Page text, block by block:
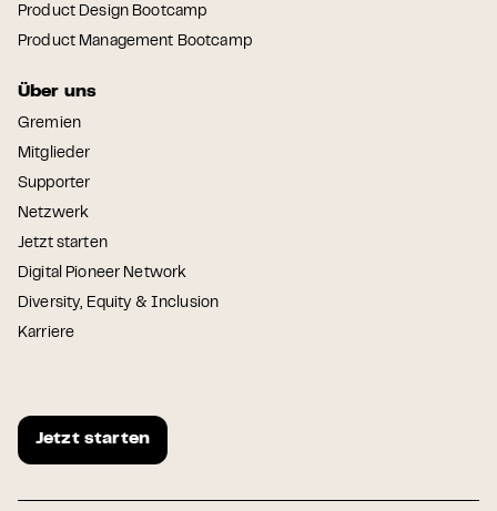
Product Design Bootcamp
Product Management Bootcamp
Über uns
Gremien
Mitglieder
Supporter
Netzwerk
Jetzt starten
Digital Pioneer Network
Diversity, Equity & Inclusion
Karriere
Jetzt starten